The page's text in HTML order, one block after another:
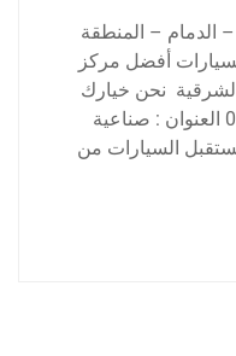
– المنطقة
أفضل مركز
نحن خيارك
الأفضل اتصل بنا: 0569391132 العنوان : صناعية
السيارات من